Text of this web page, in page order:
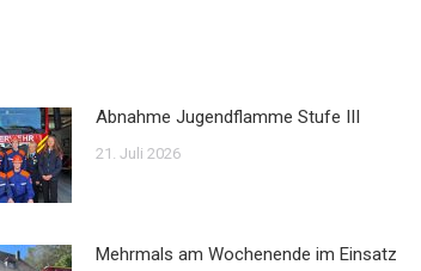
Abnahme Jugendflamme Stufe III
21. Juli 2026
Mehrmals am Wochenende im Einsatz